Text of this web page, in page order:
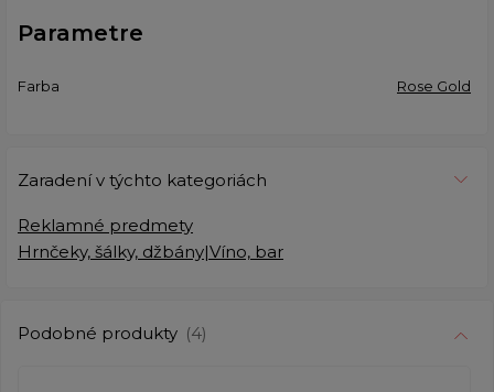
Parametre
Farba Rose Gold
Zaradení v týchto kategoriách
Reklamné predmety
Hrnčeky, šálky, džbány|Víno, bar
Podobné produkty (4)